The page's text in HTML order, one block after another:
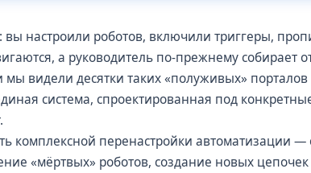
вы настроили роботов, включили триггеры,
а руководитель по-прежнему
мы видели десятки таких «полуживых»
система, спроектированная под
комплексной перенастройки автоматизации —
«мёртвых» роботов, создание новых